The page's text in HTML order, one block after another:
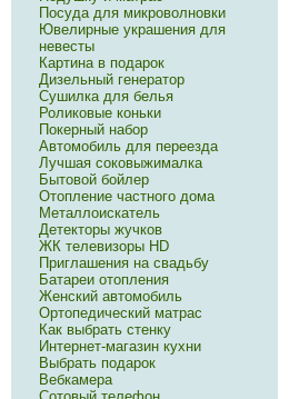
Посуда для микроволновки
Ювелирные украшения для
невесты
Картина в подарок
Дизельный генератор
Сушилка для белья
Роликовые коньки
Покерный набор
Автомобиль для переезда
Лучшая соковыжималка
Бытовой бойлер
Отопление частного дома
Металлоискатель
Детекторы жучков
ЖК телевизоры HD
Приглашения на свадьбу
Батареи отопления
Женский автомобиль
Ортопедический матрас
Как выбрать стенку
Интернет-магазин кухни
Выбрать подарок
Вебкамера